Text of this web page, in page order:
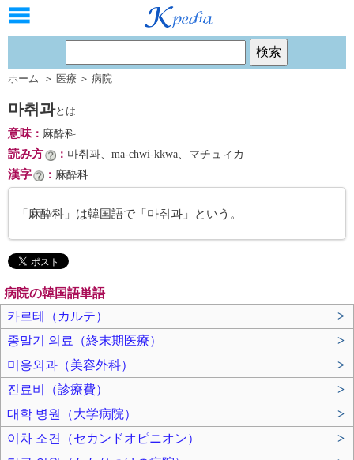
ホーム ＞ 医療 ＞ 病院
마취과とは
意味： 麻酔科
読み方 ： 마취꽈、ma-chwi-kkwa、マチュィカ
漢字 ： 麻酔科
「麻酔科」は韓国語で「마취과」という。
病院の韓国語単語
카르테（カルテ）
>
종말기 의료（終末期医療）
>
미용외과（美容外科）
>
진료비（診療費）
>
대학 병원（大学病院）
>
이차 소견（セカンドオピニオン）
>